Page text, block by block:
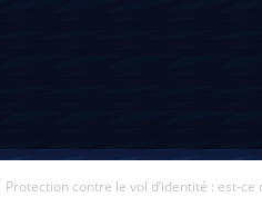
Protection contre le vol d’identité : est-ce